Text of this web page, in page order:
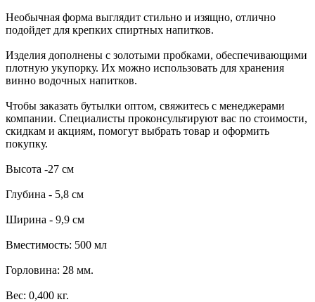
Необычная форма выглядит стильно и изящно, отлично
подойдет для крепких спиртных напитков.
Изделия дополнены с золотыми пробками, обеспечивающими
плотную укупорку. Их можно использовать для хранения
винно водочных напитков.
Чтобы заказать бутылки оптом, свяжитесь с менеджерами
компании. Специалисты проконсультируют вас по стоимости,
скидкам и акциям, помогут выбрать товар и оформить
покупку.
Высота -27 см
Глубина - 5,8 см
Ширина - 9,9 см
Вместимость: 500 мл
Горловина: 28 мм.
Вес: 0,400 кг.